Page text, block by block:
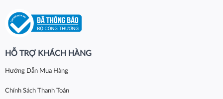
HỖ TRỢ KHÁCH HÀNG
Hướng Dẫn Mua Hàng
Chính Sách Thanh Toán